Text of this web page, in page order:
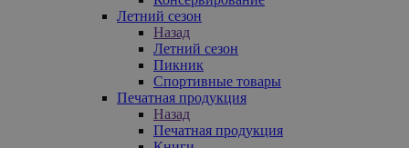
Летний сезон
Назад
Летний сезон
Пикник
Спортивные товары
Печатная продукция
Назад
Печатная продукция